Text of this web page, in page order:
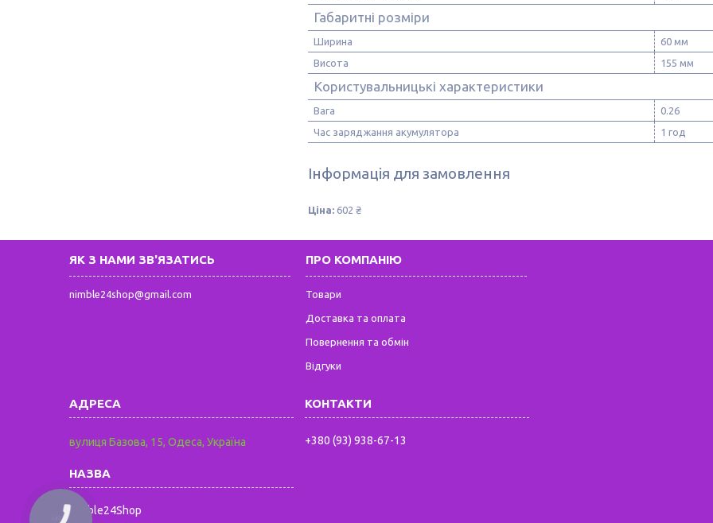
Габаритні розміри
Ширина
60 мм
Висота
155 мм
Користувальницькі характеристики
Вага
0.26
Час заряджання акумулятора
1 год
Інформація для замовлення
Ціна: 602 ₴
ЯК З НАМИ ЗВ'ЯЗАТИСЬ
nimble24shop@gmail.com
ПРО КОМПАНІЮ
Товари
Доставка та оплата
Повернення та обмін
Відгуки
вулиця Базова, 15, Одеса, Україна
Nimble24Shop
+380 (93) 938-67-13
КНОПКА